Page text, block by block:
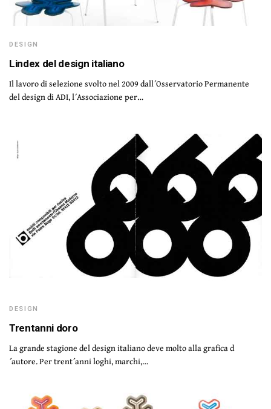
DESIGN
Lindex del design italiano
Il lavoro di selezione svolto nel 2009 dall´Osservatorio Permanente
del design di ADI, l´Associazione per…
DESIGN
Trentanni doro
La grande stagione del design italiano deve molto alla grafica d
´autore. Per trent´anni loghi, marchi,…